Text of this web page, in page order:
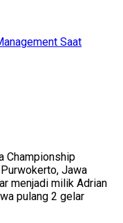
Saat
Championship
Jawa
menjadi milik Adrian
pulang 2 gelar